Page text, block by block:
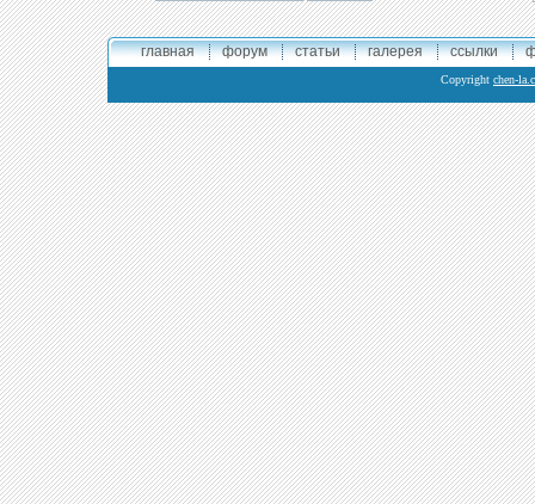
главная форум статьи галерея ссылки
Copyright chen-